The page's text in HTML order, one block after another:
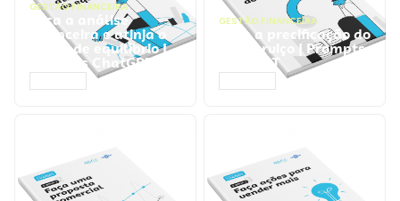
GESTÃO FINANCEIRA
Faça a análise
financeira e atinja o
ponto de equilíbrio |
Prompts ChatGPT
GESTÃO FINANCEIRA
Faça a precificação do
seu serviço | Prompts
ChatGPT